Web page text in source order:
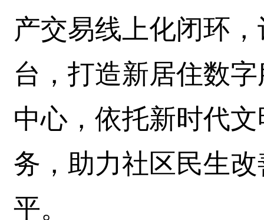
产交易线上化闭环
台，打造新居住数
中心，依托新时代
务，助力社区民生
平。